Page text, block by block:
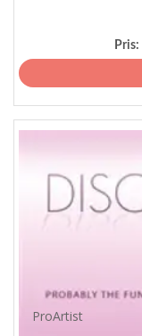
Pris:
ProArtist